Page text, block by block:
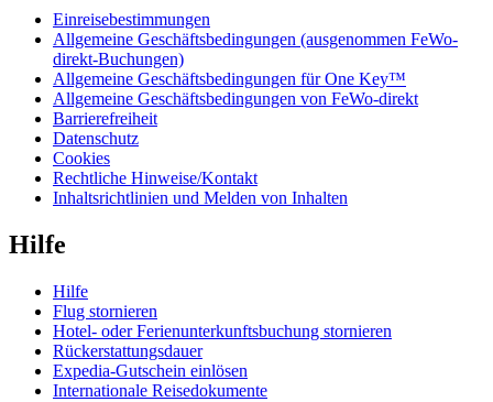
Einreisebestimmungen
Allgemeine Geschäftsbedingungen (ausgenommen FeWo-
direkt-Buchungen)
Allgemeine Geschäftsbedingungen für One Key™
Allgemeine Geschäftsbedingungen von FeWo-direkt
Barrierefreiheit
Datenschutz
Cookies
Rechtliche Hinweise/Kontakt
Inhaltsrichtlinien und Melden von Inhalten
Hilfe
Hilfe
Flug stornieren
Hotel- oder Ferienunterkunftsbuchung stornieren
Rückerstattungsdauer
Expedia-Gutschein einlösen
Internationale Reisedokumente